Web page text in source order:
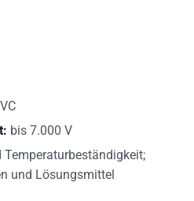
bis 7.000 V
Temperaturbeständigkeit;
und Lösungsmittel